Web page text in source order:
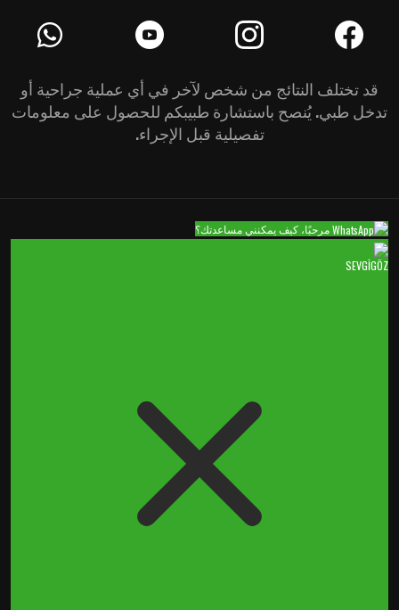
قد تختلف النتائج من شخص لآخر في أي عملية جراحية أو
تدخل طبي. يُنصح باستشارة طبيبكم للحصول على معلومات
تفصيلية قبل الإجراء.
مرحبًا، كيف يمكنني مساعدتك؟
SEVGİGÖZ